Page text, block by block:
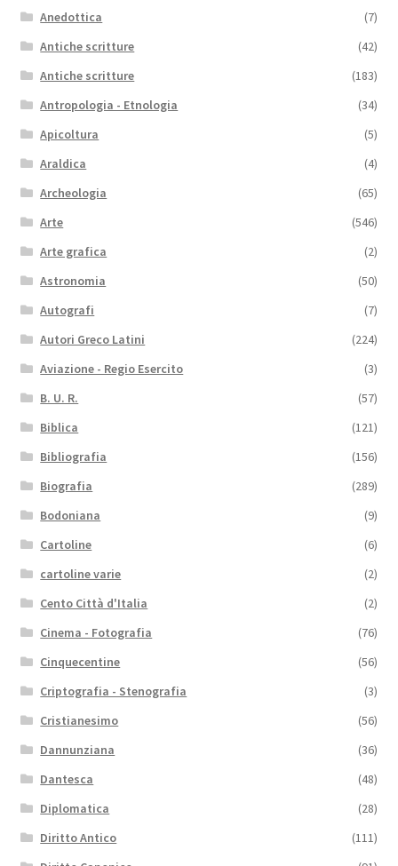
Anedottica
(7)
Antiche scritture
(42)
Antiche scritture
(183)
Antropologia - Etnologia
(34)
Apicoltura
(5)
Araldica
(4)
Archeologia
(65)
Arte
(546)
Arte grafica
(2)
Astronomia
(50)
Autografi
(7)
Autori Greco Latini
(224)
Aviazione - Regio Esercito
(3)
B. U. R.
(57)
Biblica
(121)
Bibliografia
(156)
Biografia
(289)
Bodoniana
(9)
Cartoline
(6)
cartoline varie
(2)
Cento Città d'Italia
(2)
Cinema - Fotografia
(76)
Cinquecentine
(56)
Criptografia - Stenografia
(3)
Cristianesimo
(56)
Dannunziana
(36)
Dantesca
(48)
Diplomatica
(28)
Diritto Antico
(111)